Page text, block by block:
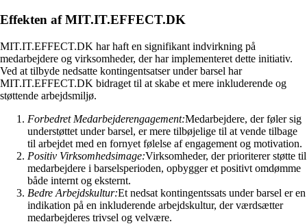
Effekten af MIT.IT.EFFECT.DK
MIT.IT.EFFECT.DK har haft en signifikant indvirkning på
medarbejdere og virksomheder, der har implementeret dette initiativ.
Ved at tilbyde nedsatte kontingentsatser under barsel har
MIT.IT.EFFECT.DK bidraget til at skabe et mere inkluderende og
støttende arbejdsmiljø.
Forbedret Medarbejderengagement:Medarbejdere, der føler sig
understøttet under barsel, er mere tilbøjelige til at vende tilbage
til arbejdet med en fornyet følelse af engagement og motivation.
Positiv Virksomhedsimage:Virksomheder, der prioriterer støtte til
medarbejdere i barselsperioden, opbygger et positivt omdømme
både internt og eksternt.
Bedre Arbejdskultur:Et nedsat kontingentssats under barsel er en
indikation på en inkluderende arbejdskultur, der værdsætter
medarbejderes trivsel og velvære.